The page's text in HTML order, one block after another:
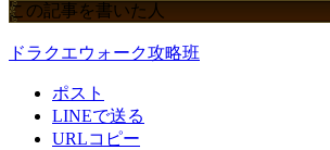
この記事を書いた人
ドラクエウォーク攻略班
ポスト
LINEで送る
URLコピー